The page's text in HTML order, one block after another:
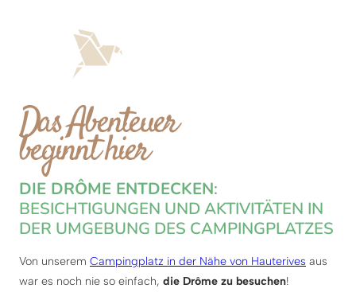
Das Abenteuer
beginnt hier
DIE DRÔME ENTDECKEN:
BESICHTIGUNGEN UND AKTIVITÄTEN IN
DER UMGEBUNG DES CAMPINGPLATZES
Von unserem Campingplatz in der Nähe von Hauterives aus
war es noch nie so einfach, die Drôme zu besuchen!